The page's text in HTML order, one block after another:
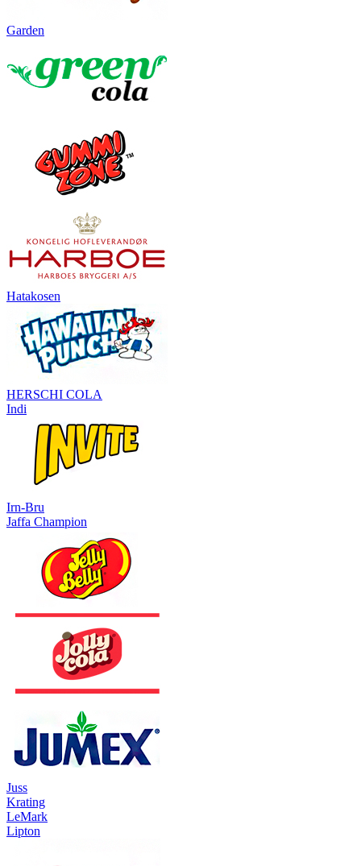
Garden
Hatakosen
HERSCHI COLA
Indi
Irn-Bru
Jaffa Champion
Juss
Krating
LeMark
Lipton